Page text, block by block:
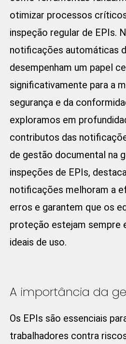
otimizar processos
inspeção regular de EPIs.
notificações automáticas
desempenham um papel
significativamente para a
segurança e da
exploramos em
contributos das
de gestão documental na
inspeções de EPIs,
notificações melhoram a
erros e garantem que os
proteção estejam sempre
ideais de uso.
A importância da
Os EPIs são essenciais
trabalhadores contra